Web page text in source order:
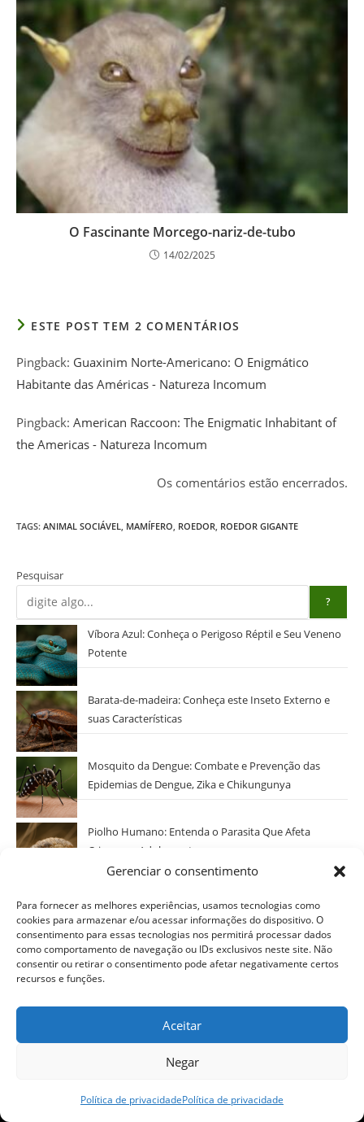
Gerenciar o consentimento
Para fornecer as melhores experiências, usamos tecnologias como
cookies para armazenar e/ou acessar informações do dispositivo. O
consentimento para essas tecnologias nos permitirá processar dados
como comportamento de navegação ou IDs exclusivos neste site. Não
consentir ou retirar o consentimento pode afetar negativamente certos
recursos e funções.
Aceitar
Negar
Política de privacidadePolítica de privacidade
O Fascinante Morcego-nariz-de-tubo
14/02/2025
ESTE POST TEM 2 COMENTÁRIOS
Pingback: Guaxinim Norte-Americano: O Enigmático
Habitante das Américas - Natureza Incomum
Pingback: American Raccoon: The Enigmatic Inhabitant of
the Americas - Natureza Incomum
Os comentários estão encerrados.
TAGS: ANIMAL SOCIÁVEL MAMÍFERO ROEDOR ROEDOR GIGANTE
Pesquisar
?
Víbora Azul: Conheça o Perigoso Réptil e Seu Veneno
Potente
Barata-de-madeira: Conheça este Inseto Externo e
suas Características
Mosquito da Dengue: Combate e Prevenção das
Epidemias de Dengue, Zika e Chikungunya
Piolho Humano: Entenda o Parasita Que Afeta
Crianças e Adolescentes
Odonatos
Categorias
Selecionar Categoria